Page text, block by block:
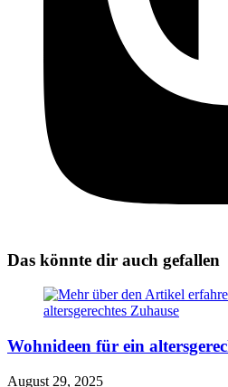
Das könnte dir auch gefallen
Wohnideen für ein
August 29, 2025